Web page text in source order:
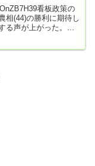
看板政策の
相(44)の勝利に期待し
る声が上がった。